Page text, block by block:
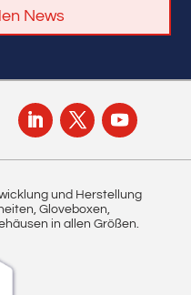
News
und Herstellung
Gloveboxen,
in allen Größen.